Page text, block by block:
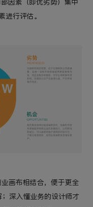
因素（即优劣势）集中
进行评估。
画布相结合，便于更全
深入懂业务的设计师才